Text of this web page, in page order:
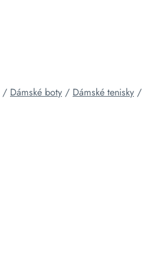
/ Dámské boty / Dámské tenisky /